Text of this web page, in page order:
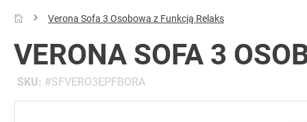
Verona Sofa 3 Osobowa z Funkcją Relaks
VERONA SOFA 3
SKU
SFVERO3EPFBORA